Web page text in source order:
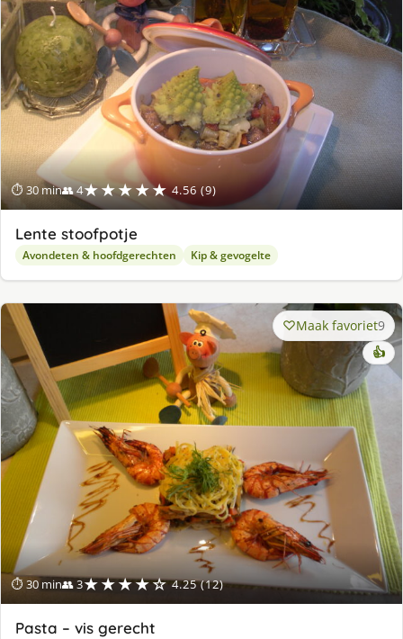
⏱ 30 min👥 4★★★★★ 4.56 (9)
Lente stoofpotje
Avondeten & hoofdgerechten Kip & gevogelte
⏱ 30 min👥 3★★★★☆ 4.25 (12)
Maak favoriet9
👍
Pasta – vis gerecht